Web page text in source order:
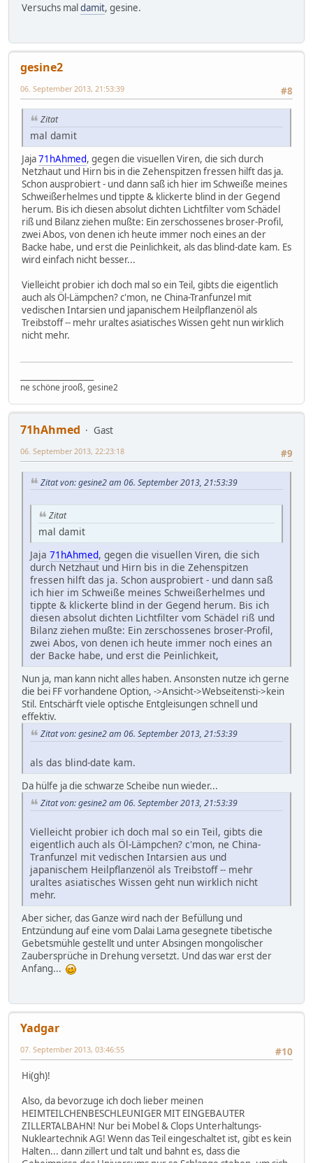
Versuchs maldamit, gesine.
gesine2
#8
06. September 2013, 21:53:39
Zitat
mal damit
Jaja71hAhmed, gegen die visuellen Viren, die sich durch
Netzhaut und Hirn bis in die Zehenspitzen fressen hilft das ja.
Schon ausprobiert - und dann saß ich hier im Schweiße meines
Schweißerhelmes und tippte & klickerte blind in der Gegend
herum. Bis ich diesen absolut dichten Lichtfilter vom Schädel
riß und Bilanz ziehen mußte: Ein zerschossenes broser-Profil,
zwei Abos, von denen ich heute immer noch eines an der
Backe habe, und erst die Peinlichkeit, als das blind-date kam. Es
wird einfach nicht besser...
Vielleicht probier ich doch mal so ein Teil, gibts die eigentlich
auch als Öl-Lämpchen? c'mon, ne China-Tranfunzel mit
vedischen Intarsien und japanischem Heilpflanzenöl als
Treibstoff -- mehr uraltes asiatisches Wissen geht nun wirklich
nicht mehr.
ne schöne jrooß, gesine2
71hAhmed
Gast
#9
06. September 2013, 22:23:18
Zitat von: gesine2 am 06. September 2013, 21:53:39
Zitat
mal damit
Jaja 71hAhmed, gegen die visuellen Viren, die sich
durch Netzhaut und Hirn bis in die Zehenspitzen
fressen hilft das ja. Schon ausprobiert - und dann saß
ich hier im Schweiße meines Schweißerhelmes und
tippte & klickerte blind in der Gegend herum. Bis ich
diesen absolut dichten Lichtfilter vom Schädel riß und
Bilanz ziehen mußte: Ein zerschossenes broser-Profil,
zwei Abos, von denen ich heute immer noch eines an
der Backe habe, und erst die Peinlichkeit,
Nun ja, man kann nicht alles haben. Ansonsten nutze ich gerne
die bei FF vorhandene Option, ->Ansicht->Webseitensti->kein
Stil. Entschärft viele optische Entgleisungen schnell und
effektiv.
Zitat von: gesine2 am 06. September 2013, 21:53:39
als das blind-date kam.
Da hülfe ja die schwarze Scheibe nun wieder...
Zitat von: gesine2 am 06. September 2013, 21:53:39
Vielleicht probier ich doch mal so ein Teil, gibts die
eigentlich auch als Öl-Lämpchen? c'mon, ne China-
Tranfunzel mit vedischen Intarsien aus und
japanischem Heilpflanzenöl als Treibstoff -- mehr
uraltes asiatisches Wissen geht nun wirklich nicht
mehr.
Aber sicher, das Ganze wird nach der Befüllung und
Entzündung auf eine vom Dalai Lama gesegnete tibetische
Gebetsmühle gestellt und unter Absingen mongolischer
Zaubersprüche in Drehung versetzt. Und das war erst der
Anfang...
Yadgar
#10
07. September 2013, 03:46:55
Hi(gh)!
Also, da bevorzuge ich doch lieber meinen
HEIMTEILCHENBESCHLEUNIGER MIT EINGEBAUTER
ZILLERTALBAHN! Nur bei Mobel & Clops Unterhaltungs-
Nukleartechnik AG! Wenn das Teil eingeschaltet ist, gibt es kein
Halten... dann zillert und talt und bahnt es, dass die